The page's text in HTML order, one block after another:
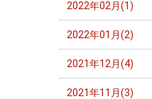
2022年02月(1)
2022年01月(2)
2021年12月(4)
2021年11月(3)